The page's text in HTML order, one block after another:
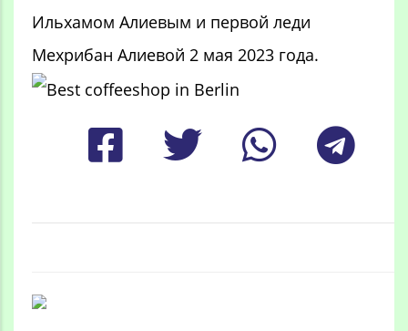
Ильхамом Алиевым и первой леди
Мехрибан Алиевой 2 мая 2023 года.